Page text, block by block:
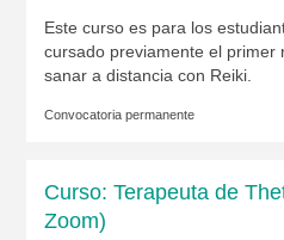
Este curso es para los
cursado previamente el primer
sanar a distancia con Reiki.
Convocatoria permanente
Curso: Terapeuta de
Zoom)